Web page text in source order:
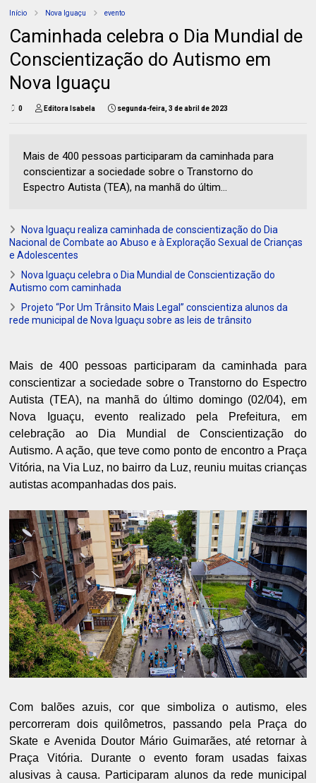
Início Nova Iguaçu evento
Caminhada celebra o Dia Mundial de
Conscientização do Autismo em
Nova Iguaçu
0 Editora Isabela segunda-feira, 3 de abril de 2023
Mais de 400 pessoas participaram da caminhada para
conscientizar a sociedade sobre o Transtorno do
Espectro Autista (TEA), na manhã do últim...
Nova Iguaçu realiza caminhada de conscientização do Dia
Nacional de Combate ao Abuso e à Exploração Sexual de Crianças
e Adolescentes
Nova Iguaçu celebra o Dia Mundial de Conscientização do
Autismo com caminhada
Projeto “Por Um Trânsito Mais Legal” conscientiza alunos da
rede municipal de Nova Iguaçu sobre as leis de trânsito
Mais de 400 pessoas participaram da caminhada para
conscientizar a sociedade sobre o Transtorno do Espectro
Autista (TEA), na manhã do último domingo (02/04), em
Nova Iguaçu, evento realizado pela Prefeitura, em
celebração ao Dia Mundial de Conscientização do
Autismo. A ação, que teve como ponto de encontro a Praça
Vitória, na Via Luz, no bairro da Luz, reuniu muitas crianças
autistas acompanhadas dos pais.
Com balões azuis, cor que simboliza o autismo, eles
percorreram dois quilômetros, passando pela Praça do
Skate e Avenida Doutor Mário Guimarães, até retornar à
Praça Vitória. Durante o evento foram usadas faixas
alusivas à causa. Participaram alunos da rede municipal